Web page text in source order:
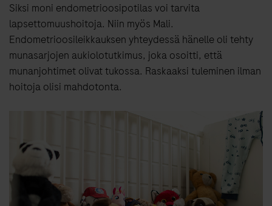
Siksi moni endometrioosipotilas voi tarvita
lapsettomuushoitoja. Niin myös Mali.
Endometrioosileikkauksen yhteydessä hänelle oli tehty
munasarjojen aukiolotutkimus, joka osoitti, että
munanjohtimet olivat tukossa. Raskaaksi tuleminen ilman
hoitoja olisi mahdotonta.